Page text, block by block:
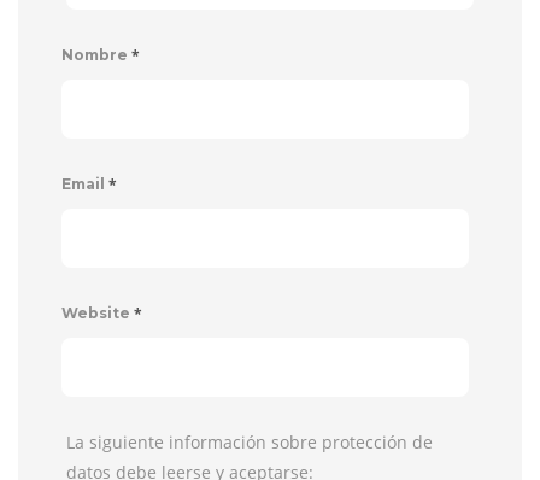
Nombre *
Email *
Website *
La siguiente información sobre protección de
datos debe leerse y aceptarse: